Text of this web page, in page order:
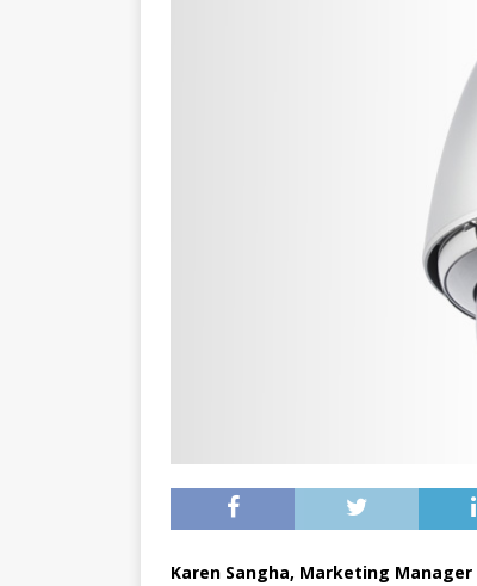
Karen Sangha, Marketing Manager